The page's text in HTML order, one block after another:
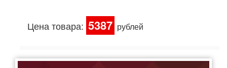
Цена товара: 5387 рублей